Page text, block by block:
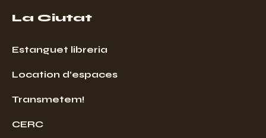
La Ciutat
Estanguet libreria
Location d’espaces
Transmetem!
CERC